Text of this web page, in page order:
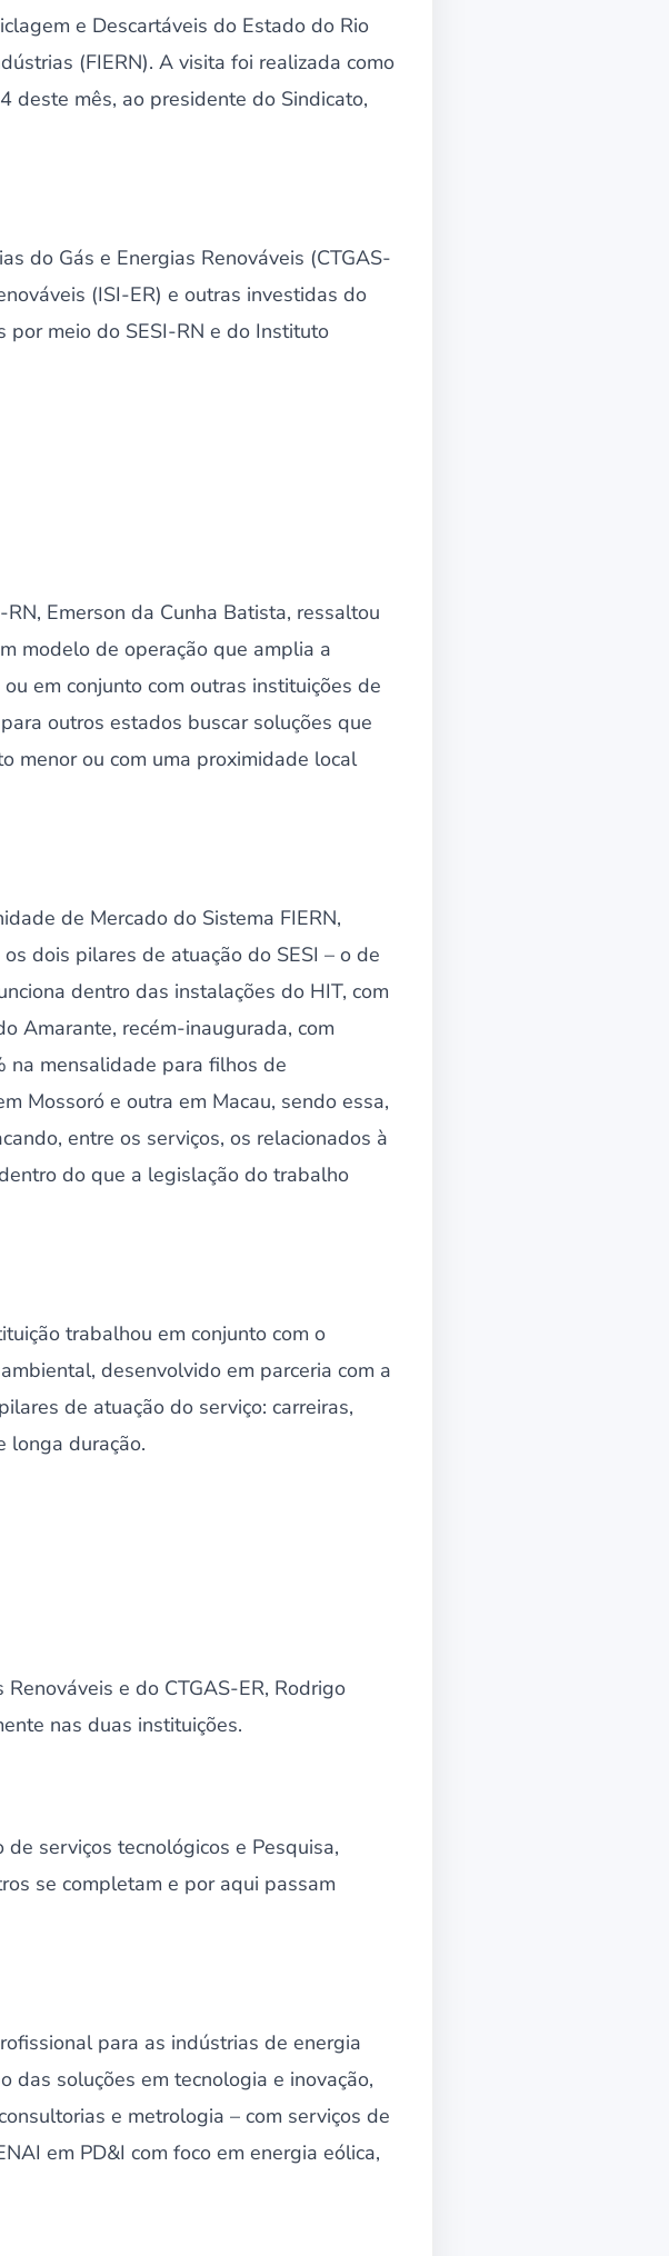
e Descartáveis do Estado do Rio
(FIERN). A visita foi realizada como
deste mês, ao presidente do Sindicato,
do Gás e Energias Renováveis (CTGAS-
(ISI-ER) e outras investidas do
por meio do SESI-RN e do Instituto
Emerson da Cunha Batista, ressaltou
modelo de operação que amplia a
em conjunto com outras instituições de
outros estados buscar soluções que
menor ou com uma proximidade local
de Mercado do Sistema FIERN,
dois pilares de atuação do SESI – o de
dentro das instalações do HIT, com
Amarante, recém-inaugurada, com
na mensalidade para filhos de
Mossoró e outra em Macau, sendo essa,
entre os serviços, os relacionados à
do que a legislação do trabalho
trabalhou em conjunto com o
desenvolvido em parceria com a
de atuação do serviço: carreiras,
longa duração.
e do CTGAS-ER, Rodrigo
nas duas instituições.
serviços tecnológicos e Pesquisa,
se completam e por aqui passam
para as indústrias de energia
das soluções em tecnologia e inovação,
e metrologia – com serviços de
em PD&I com foco em energia eólica,